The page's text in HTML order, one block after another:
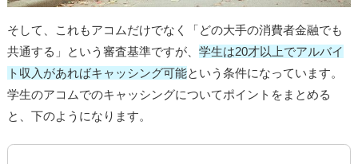
そして、これもアコムだけでなく「どの大手の消費者金融でも
共通する」という審査基準ですが、学生は20才以上でアルバイ
ト収入があればキャッシング可能という条件になっています。
学生のアコムでのキャッシングについてポイントをまとめる
と、下のようになります。